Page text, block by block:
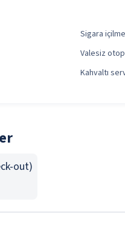
Sigara
Valesiz
Kahvaltı
out)